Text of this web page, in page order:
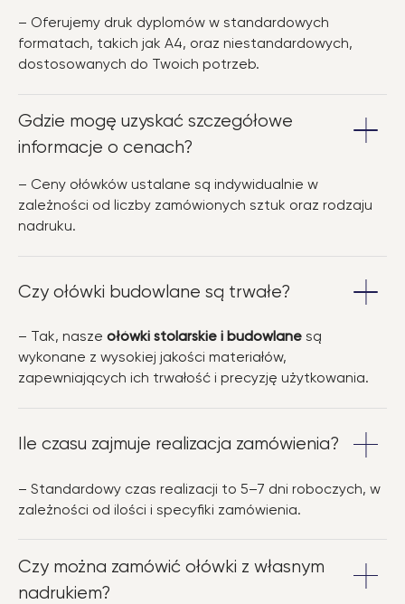
– Oferujemy druk dyplomów w standardowych
formatach, takich jak A4, oraz niestandardowych,
dostosowanych do Twoich potrzeb.
Gdzie mogę uzyskać szczegółowe
informacje o cenach?
– Ceny ołówków ustalane są indywidualnie w
zależności od liczby zamówionych sztuk oraz rodzaju
nadruku.
Czy ołówki budowlane są trwałe?
– Tak, nasze ołówki stolarskie i budowlanesą
wykonane z wysokiej jakości materiałów,
zapewniających ich trwałość i precyzję użytkowania.
Ile czasu zajmuje realizacja zamówienia?
– Standardowy czas realizacji to 5–7 dni roboczych, w
zależności od ilości i specyfiki zamówienia.
Czy można zamówić ołówki z własnym
nadrukiem?